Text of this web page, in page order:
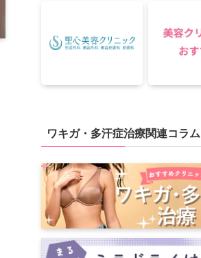
ワキガ・多汗症治療関連コラム